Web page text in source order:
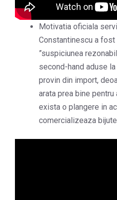
Motivatia oficiala
Constantinescu a
”suspiciunea
second-hand aduse
provin din import,
arata prea bine
exista o plangere in
comercializeaza